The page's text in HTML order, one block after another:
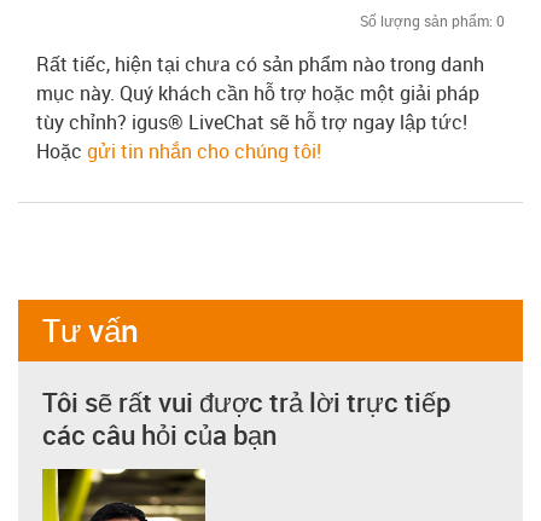
Số lượng sản phẩm: 0
Rất tiếc, hiện tại chưa có sản phẩm nào trong danh
mục này. Quý khách cần hỗ trợ hoặc một giải pháp
tùy chỉnh? igus® LiveChat sẽ hỗ trợ ngay lập tức!
Hoặc gửi tin nhắn cho chúng tôi!
Tư vấn
Tôi sẽ rất vui được trả lời trực tiếp
các câu hỏi của bạn